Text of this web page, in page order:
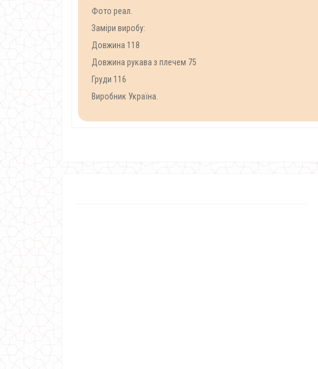
Фото реал.
Заміри виробу:
Довжина 118
Довжина рукава з плечем 75
Груди 116
Виробник Україна.